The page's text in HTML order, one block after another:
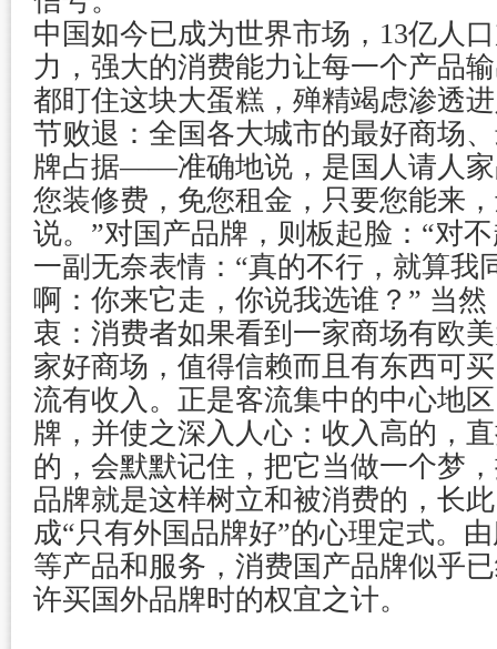
中国如今已成为世界市场，13亿人
力，强大的消费能力让每一个产品
都盯住这块大蛋糕，殚精竭虑渗透
节败退：全国各大城市的最好商场
牌占据——准确地说，是国人请人家
您装修费，免您租金，只要您能来
说。”对国产品牌，则板起脸：“对
一副无奈表情：“真的不行，就算我
啊：你来它走，你说我选谁？” 当
衷：消费者如果看到一家商场有欧
家好商场，值得信赖而且有东西可
流有收入。正是客流集中的中心地
牌，并使之深入人心：收入高的，
的，会默默记住，把它当做一个梦
品牌就是这样树立和被消费的，长
成“只有外国品牌好”的心理定式。
等产品和服务，消费国产品牌似乎
许买国外品牌时的权宜之计。